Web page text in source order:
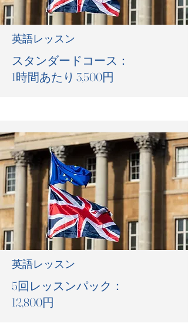
英語レッスン
スタンダードコース：
1時間あたり 3,500円
英語レッスン
5回レッスンパック：
12,800円